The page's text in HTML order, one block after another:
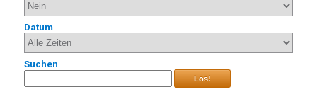
Datum
Suchen
Los!